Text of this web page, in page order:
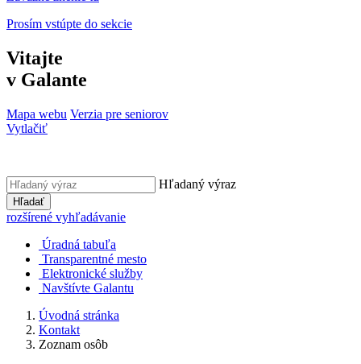
Prosím vstúpte do sekcie
Vitajte
v Galante
Mapa webu Verzia pre seniorov
Vytlačiť
Hľadaný výraz
Hľadať
rozšírené vyhľadávanie
Úradná tabuľa
Transparentné mesto
Elektronické služby
Navštívte Galantu
Úvodná stránka
Kontakt
Zoznam osôb